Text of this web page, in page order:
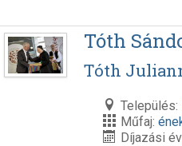
Tóth
Tóth
Település:
Műfaj:
Díjazási